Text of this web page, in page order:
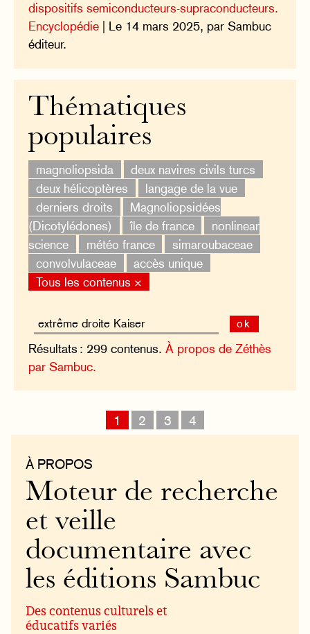
dispositifs semiconducteurs-supraconducteurs.
Encyclopédie | Le 14 mars 2025, par Sambuc
éditeur.
Thématiques
populaires
magnoliopsida
deux navires civils turcs
deux hélicoptères
langage de la vue
derniers droits
Magnoliopsidées
(Dicotylédones)
île de france
nonlinear
science
météo france
simaroubaceae
convolvulaceae
accès unique
Tous les contenus ×
ok
Résultats : 299 contenus.À propos de Zéthès
par Sambuc.
1 2 3 4
À PROPOS
Moteur de recherche
et veille
documentaire avec
les éditions Sambuc
Des contenus culturels et
éducatifs variés